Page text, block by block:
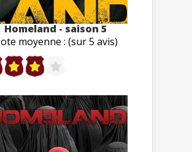
Homeland - saison 5
moyenne : (sur 5 avis)